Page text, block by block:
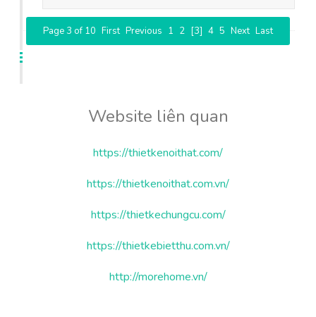
Page 3 of 10 First Previous 1 2 [3] 4 5 Next Last
Website liên quan
https://thietkenoithat.com/
https://thietkenoithat.com.vn/
https://thietkechungcu.com/
https://thietkebietthu.com.vn/
http://morehome.vn/